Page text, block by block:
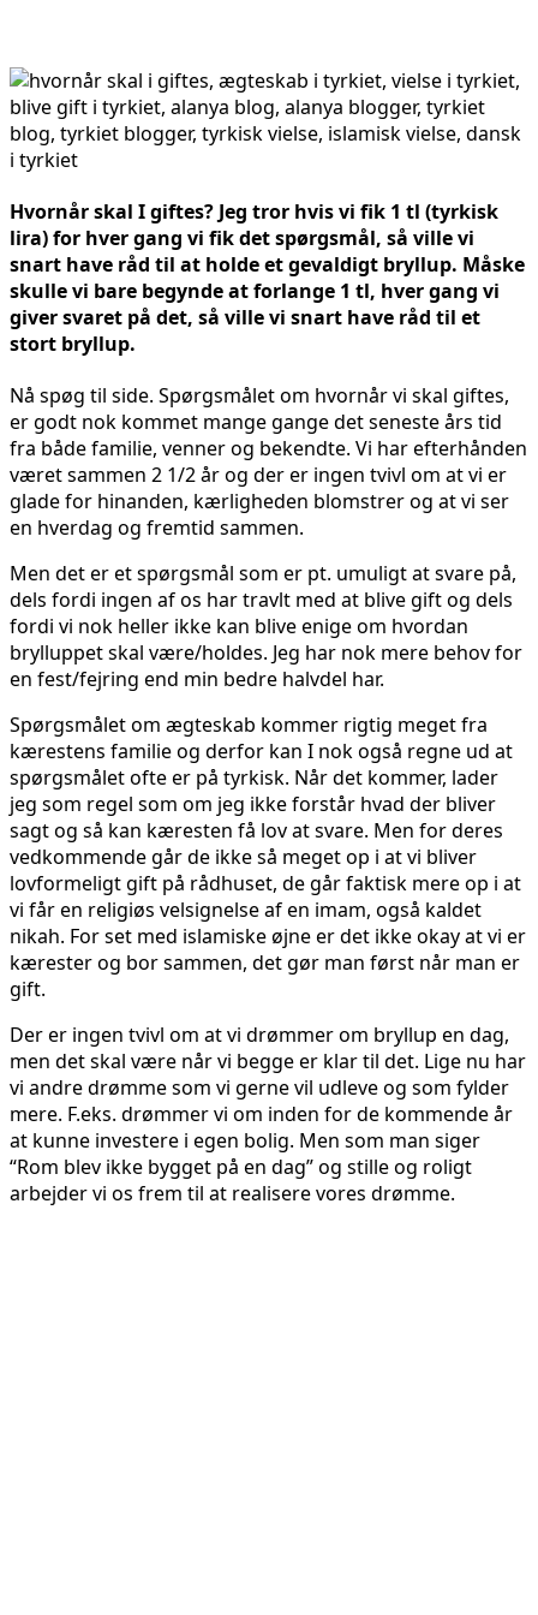
Hvornår skal I giftes? Jeg tror hvis vi fik 1 tl (tyrkisk
lira) for hver gang vi fik det spørgsmål, så ville vi
snart have råd til at holde et gevaldigt bryllup. Måske
skulle vi bare begynde at forlange 1 tl, hver gang vi
giver svaret på det, så ville vi snart have råd til et
stort bryllup.
Nå spøg til side. Spørgsmålet om hvornår vi skal giftes,
er godt nok kommet mange gange det seneste års tid
fra både familie, venner og bekendte. Vi har efterhånden
været sammen 2 1/2 år og der er ingen tvivl om at vi er
glade for hinanden, kærligheden blomstrer og at vi ser
en hverdag og fremtid sammen.
Men det er et spørgsmål som er pt. umuligt at svare på,
dels fordi ingen af os har travlt med at blive gift og dels
fordi vi nok heller ikke kan blive enige om hvordan
brylluppet skal være/holdes. Jeg har nok mere behov for
en fest/fejring end min bedre halvdel har.
Spørgsmålet om ægteskab kommer rigtig meget fra
kærestens familie og derfor kan I nok også regne ud at
spørgsmålet ofte er på tyrkisk. Når det kommer, lader
jeg som regel som om jeg ikke forstår hvad der bliver
sagt og så kan kæresten få lov at svare. Men for deres
vedkommende går de ikke så meget op i at vi bliver
lovformeligt gift på rådhuset, de går faktisk mere op i at
vi får en religiøs velsignelse af en imam, også kaldet
nikah. For set med islamiske øjne er det ikke okay at vi er
kærester og bor sammen, det gør man først når man er
gift.
Der er ingen tvivl om at vi drømmer om bryllup en dag,
men det skal være når vi begge er klar til det. Lige nu har
vi andre drømme som vi gerne vil udleve og som fylder
mere. F.eks. drømmer vi om inden for de kommende år
at kunne investere i egen bolig. Men som man siger
“Rom blev ikke bygget på en dag” og stille og roligt
arbejder vi os frem til at realisere vores drømme.